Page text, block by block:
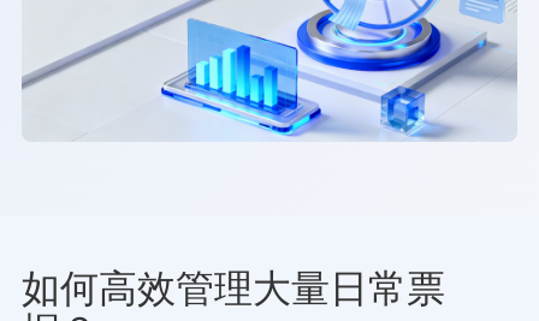
如何高效管理大量日常票